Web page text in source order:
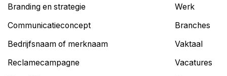
Branding en strategie
Communicatieconcept
Bedrijfsnaam of merknaam
Reclamecampagne
Werk
Branches
Vaktaal
Vacatures